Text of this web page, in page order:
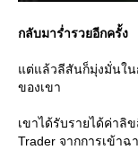
กลับมาร่ำรวยอีกครั้ง
ต่แล้วลีสันก็มุ่งมั่นใน
ของเขา
เขาได้รับรายได้ค่าลิ
Trader จากการเข้า